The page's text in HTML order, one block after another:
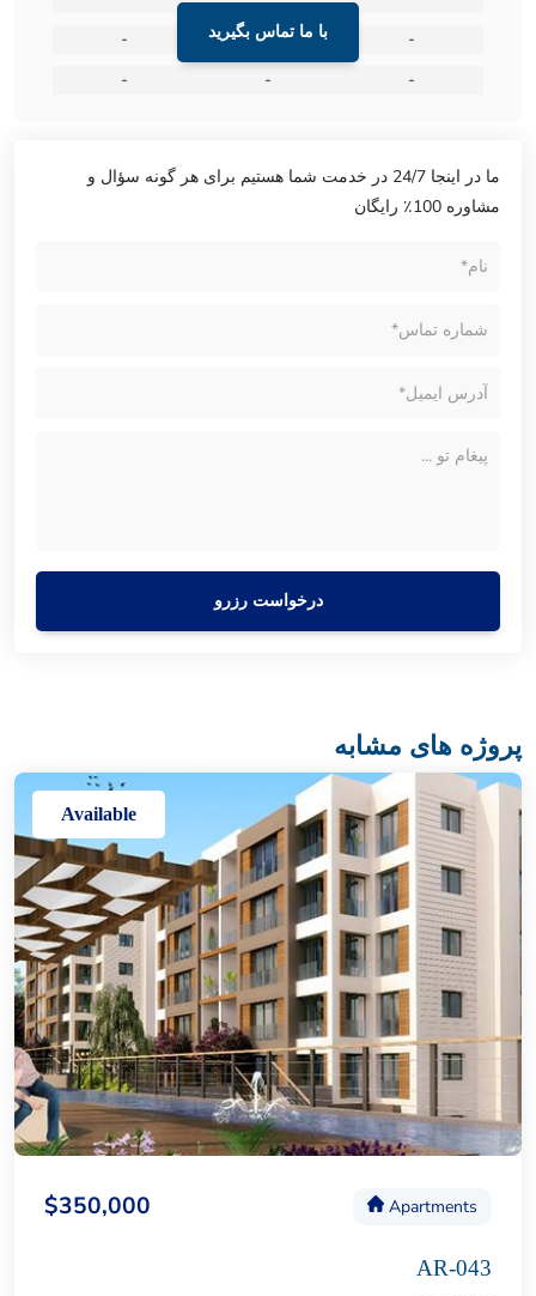
با ما تماس بگیرید
-
-
-
-
-
-
ما در اینجا 24/7 در خدمت شما هستیم برای هر گونه سؤال و
مشاوره 100٪ رایگان
درخواست رزرو
پروژه های مشابه
Available
Apartments
$350,000
AR-043